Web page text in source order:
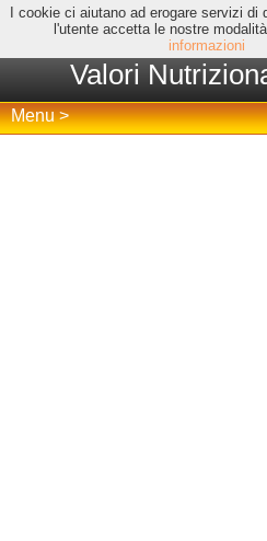
I cookie ci aiutano ad erogare servizi
l'utente accetta le nostre
informazioni
Valori
Menu >